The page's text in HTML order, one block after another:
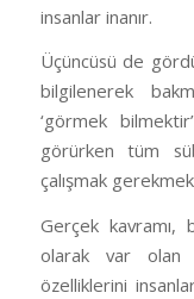
insanlar inanır.
Üçüncüsü de
bilgilenerek
‘görmek
görürken tüm
çalışmak
Gerçek kavramı,
olarak var olan
özelliklerini